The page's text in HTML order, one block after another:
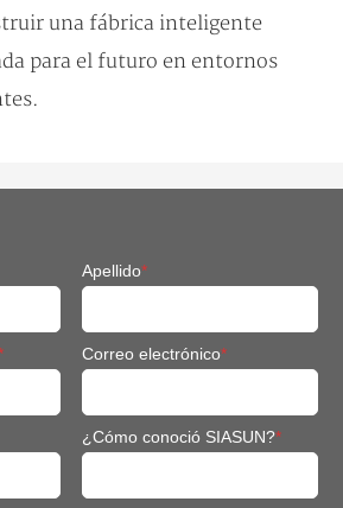
una fábrica inteligente
para el futuro en entornos
Apellido*
Correo electrónico*
¿Cómo conoció SIASUN?*